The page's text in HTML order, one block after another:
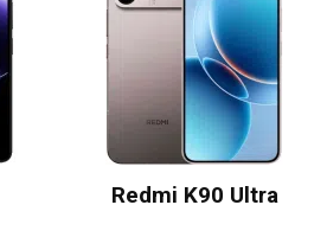
Redmi K90 Ultra